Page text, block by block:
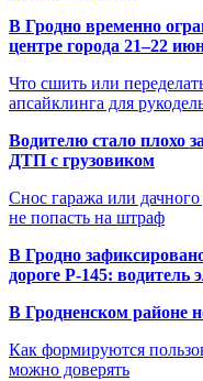
В Гродно временно
центре города 21–22
Что сшить или
апсайклинга для
Водителю стало плохо
ДТП с грузовиком
Снос гаража или
не попасть на штраф
В Гродно
дороге Р-145: водитель
В Гродненском районе
Как формируются
можно доверять